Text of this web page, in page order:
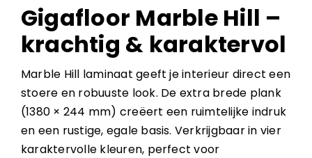
Gigafloor Marble Hill –
krachtig & karaktervol
Marble Hill laminaat geeft je interieur direct een
stoere en robuuste look. De extra brede plank
(1380 × 244 mm) creëert een ruimtelijke indruk
en een rustige, egale basis. Verkrijgbaar in vier
karaktervolle kleuren, perfect voor